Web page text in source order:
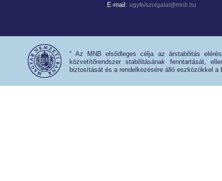
E-mail: ugyfelszolgalat@mnb.hu
" Az MNB elsődleges célja az árstabilitás
közvetítőrendszer stabilitásának fenntartását,
biztosítását és a rendelkezésére álló eszközökkel a